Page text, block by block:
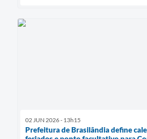
02 JUN 2026 - 13h15
Prefeitura de Brasilândia define